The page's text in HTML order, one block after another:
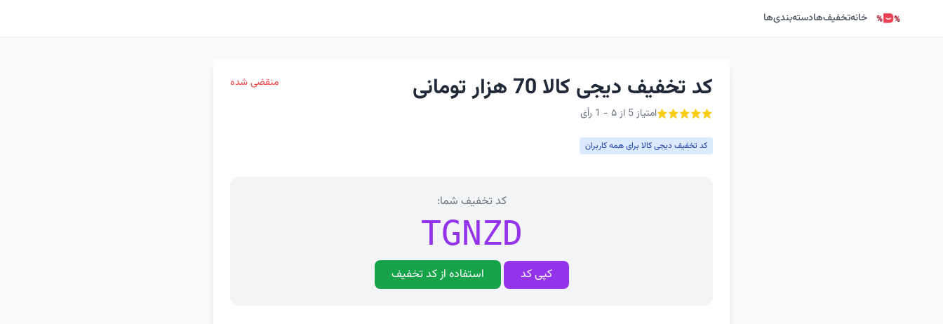
خانهتخفیف‌هادسته‌بندی‌ها
کد تخفیف دیجی کالا 70 هزار تومانی
امتیاز 5 از ۵ - 1 رأی
منقضی شده
کد تخفیف دیجی کالا برای همه کاربران
کد تخفیف شما:
TGNZD
کپی کد استفاده از کد تخفیف